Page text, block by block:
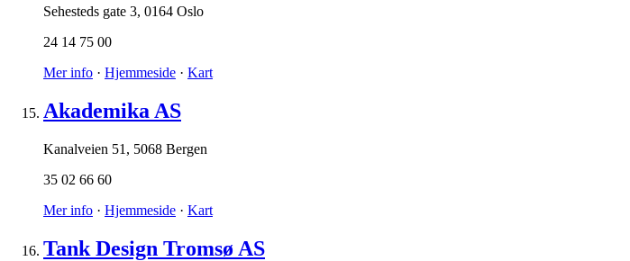
Sehesteds gate 3, 0164 Oslo
24 14 75 00
Mer info · Hjemmeside · Kart
Akademika AS
Kanalveien 51 , 5068 Bergen
35 02 66 60
Mer info · Hjemmeside · Kart
Tank Design Tromsø AS